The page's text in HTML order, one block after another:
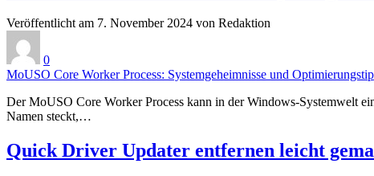
Veröffentlicht am 7. November 2024 von Redaktion
0
MoUSO Core Worker Process: Systemgeheimnisse und
Der MoUSO Core Worker Process kann in der Windows-Systemwelt
Namen steckt,…
Quick Driver Updater entfernen leicht